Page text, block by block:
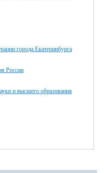
города Екатеринбурга
России
и высшего образования